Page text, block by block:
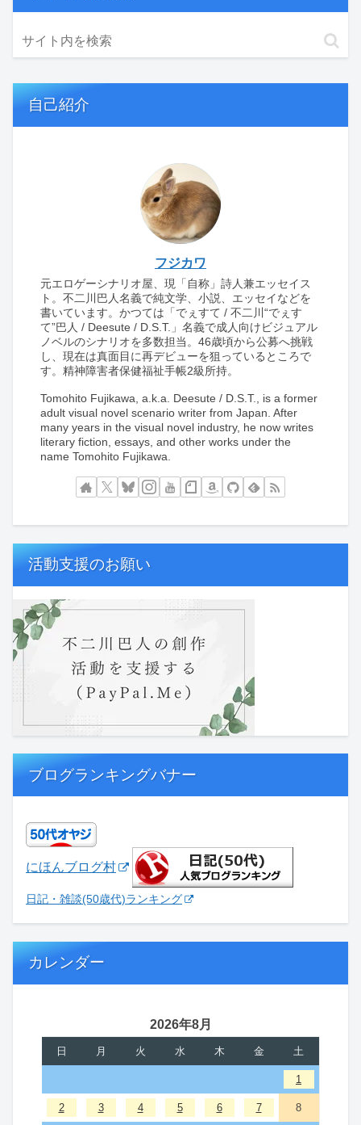
自己紹介
フジカワ
元エロゲーシナリオ屋、現「自称」詩人兼エッセイス
ト。不二川巴人名義で純文学、小説、エッセイなどを
書いています。かつては「でぇすて / 不二川“でぇす
て”巴人 / Deesute / D.S.T.」名義で成人向けビジュアル
ノベルのシナリオを多数担当。46歳頃から公募へ挑戦
し、現在は真面目に再デビューを狙っているところで
す。精神障害者保健福祉手帳2級所持。
Tomohito Fujikawa, a.k.a. Deesute / D.S.T., is a former
adult visual novel scenario writer from Japan. After
many years in the visual novel industry, he now writes
literary fiction, essays, and other works under the
name Tomohito Fujikawa.
活動支援のお願い
ブログランキングバナー
にほんブログ村
日記・雑談(50歳代)ランキング
カレンダー
2026年8月
日 月 火 水 木 金 土
1
2 3 4 5 6 7 8